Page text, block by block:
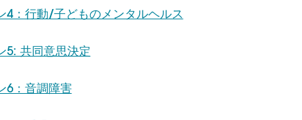
4：行動/子どものメンタルヘルス
5: 共同意思決定
6：音調障害